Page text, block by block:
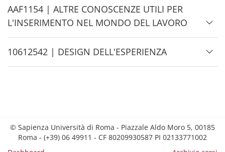
e
H
i
d
e
AAF1154 | ALTRE CONOSCENZE UTILI PER
L'INSERIMENTO NEL MONDO DEL LAVORO
H
i
10612542 | DESIGN DELL'ESPERIENZA
© Sapienza Università di Roma - Piazzale Aldo Moro 5, 00185
Roma - (+39) 06 49911 - CF 80209930587 PI 02133771002